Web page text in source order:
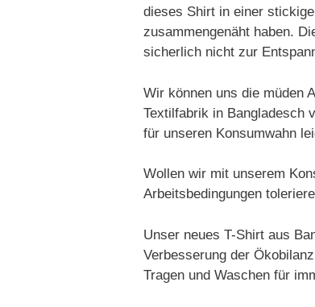
dieses Shirt in einer
zusammengenäht haben.
sicherlich nicht zur
Wir können uns die müden
Textilfabrik in Bangladesch
für unseren Konsumwahn
Wollen wir mit unserem
Arbeitsbedingungen
Unser neues T-Shirt aus
Verbesserung der
Tragen und Waschen für